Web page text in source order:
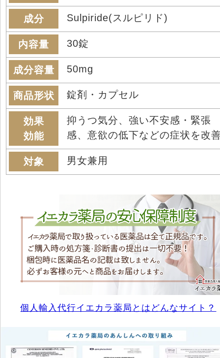
成分 Sulpiride(スルピリド)
内容量 30錠
成分容量 50mg
商品形状 錠剤・カプセル
効果
効能
抑うつ気分、強い不安感・緊張
感、意欲の低下などの症状を改
対象 男女兼用
個人輸入代行イエカラ薬局とはどんなサイト？